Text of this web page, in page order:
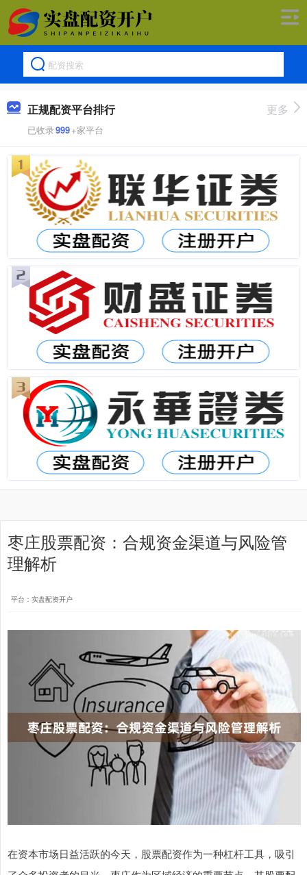
正规配资平台排行
已收录999+家平台
更多
枣庄股票配资：合规资金渠道与风险管
理解析
平台：实盘配资开户
在资本市场日益活跃的今天，股票配资作为一种杠杆工具，吸引